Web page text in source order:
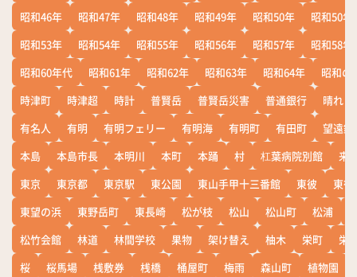
昭和46年 昭和47年 昭和48年 昭和49年 昭和50年
昭和50年
昭和53年
昭和54年 昭和55年 昭和56年 昭和57年
昭和58年
昭和60年代
昭和61年 昭和62年 昭和63年 昭和64年
昭和の
時津町
時津超 時計 普賢岳 普賢岳災害 普通銀行
晴れ
有名人
有明 有明フェリー 有明海 有明町 有田町
望遠鏡
本島
本島市長 本明川 本町 本踊 村 杠葉病院別館
来
東京
東京都 東京駅 東公園 東山手甲十三番館 東彼
東彼
東望の浜
東野岳町 東長崎 松が枝 松山 松山町 松浦
松竹会館
林道 林間学校 果物 架け替え 柚木 栄町
栄
桜
桜馬場 桟敷券 桟橋 桶屋町 梅雨 森山町 植物園